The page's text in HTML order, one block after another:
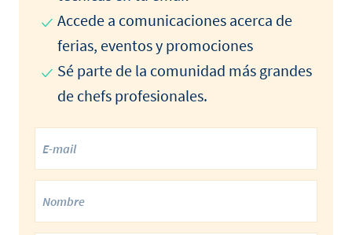
Accede a comunicaciones acerca de
ferias, eventos y promociones
Sé parte de la comunidad más grandes
de chefs profesionales.